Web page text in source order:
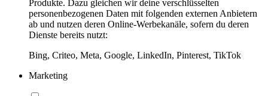
Produkte. Dazu gleichen wir deine verschlüsselten
personenbezogenen Daten mit folgenden externen Anbietern
ab und nutzen deren Online-Werbekanäle, sofern du deren
Dienste bereits nutzt:
Bing, Criteo, Meta, Google, LinkedIn, Pinterest, TikTok
Marketing